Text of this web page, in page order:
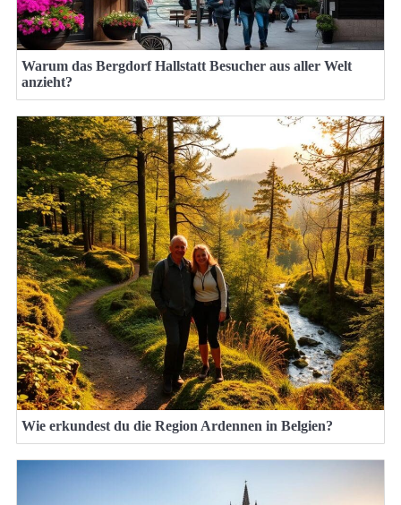
Warum das Bergdorf Hallstatt Besucher aus aller Welt
anzieht?
Wie erkundest du die Region Ardennen in Belgien?